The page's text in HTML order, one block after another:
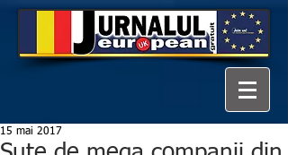
15 mai 2017